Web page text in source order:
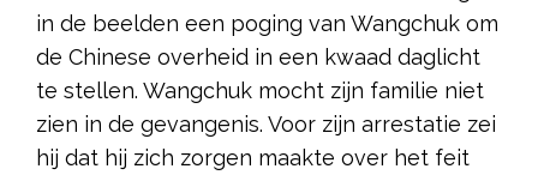
in de beelden een poging van Wangchuk om
de Chinese overheid in een kwaad daglicht
te stellen. Wangchuk mocht zijn familie niet
zien in de gevangenis. Voor zijn arrestatie zei
hij dat hij zich zorgen maakte over het feit